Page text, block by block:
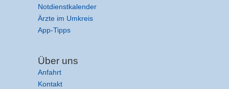
Notdienstkalender
Ärzte im Umkreis
App-Tipps
Über uns
Anfahrt
Kontakt